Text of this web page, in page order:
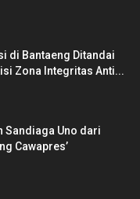
di Bantaeng Ditandai
Zona Integritas Anti...
Sandiaga Uno dari
Cawapres’